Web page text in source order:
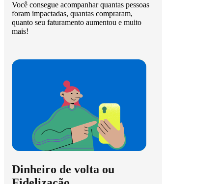
Você consegue acompanhar quantas pessoas
foram impactadas, quantas compraram,
quanto seu faturamento aumentou e muito
mais!
Dinheiro de volta ou